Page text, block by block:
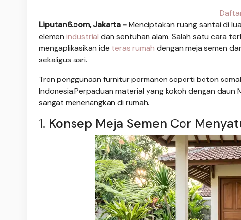
Liputan6.com, Jakarta -Menciptakan ruang santai di
elemen industrial dan sentuhan alam. Salah satu cara
mengaplikasikan ide teras rumah dengan meja semen
sekaligus asri.
Tren penggunaan furnitur permanen seperti beton
Indonesia.Perpaduan material yang kokoh dengan
sangat menenangkan di rumah.
1. Konsep Meja Semen Cor